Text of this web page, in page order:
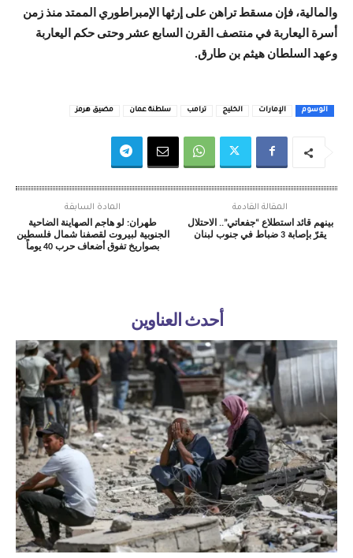
والمالية، فإن مسقط تراهن على إرثها الإمبراطوري الممتد منذ زمن
أسرة اليعاربة في منتصف القرن السابع عشر وحتى حكم اليعاربة
وعهد السلطان هيثم بن طارق.
الوسوم الإمارات الخليج ترامب سلطنة عمان مضيق هرمز
المادة السابقة
طهران: لو هاجم الصهاينة الضاحية
الجنوبية لبيروت لقصفنا شمال فلسطين
بصواريخ تفوق أضعاف حرب 40 يوماً
المقالة القادمة
بينهم قائد استطلاع “جفعاتي”.. الاحتلال
يقرّ بإصابة 3 ضباط في جنوب لبنان
أحدث العناوين